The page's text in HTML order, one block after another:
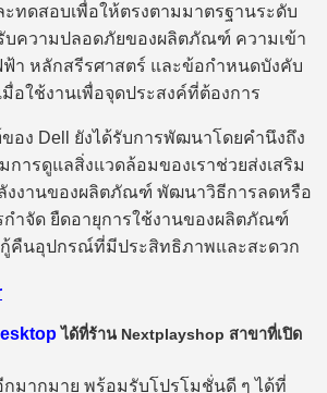
ทดสอบเพื่อให้ตรงตามมาตรฐานระดับ
บความปลอดภัยของผลิตภัณฑ์ ความเข้า
ฟ้า หลักสรีรศาสตร์ และข้อกำหนดบังคับ
อใช้งานเพื่อจุดประสงค์ที่ต้องการ
ง Dell ยังได้รับการพัฒนาโดยคำนึงถึง
การดูแลสิ่งแวดล้อมของเราช่วยส่งเสริม
งงานของผลิตภัณฑ์ พัฒนาวิธีการลดหรือ
กำจัด ยืดอายุการใช้งานของผลิตภัณฑ์
คืนอุปกรณ์ที่มีประสิทธิภาพและสะดวก
ได้ที่ร้าน Nextplayshop สาขาที่เปิด
มากมาย พร้อมรับโปรโมชั่นดี ๆ ได้ที่